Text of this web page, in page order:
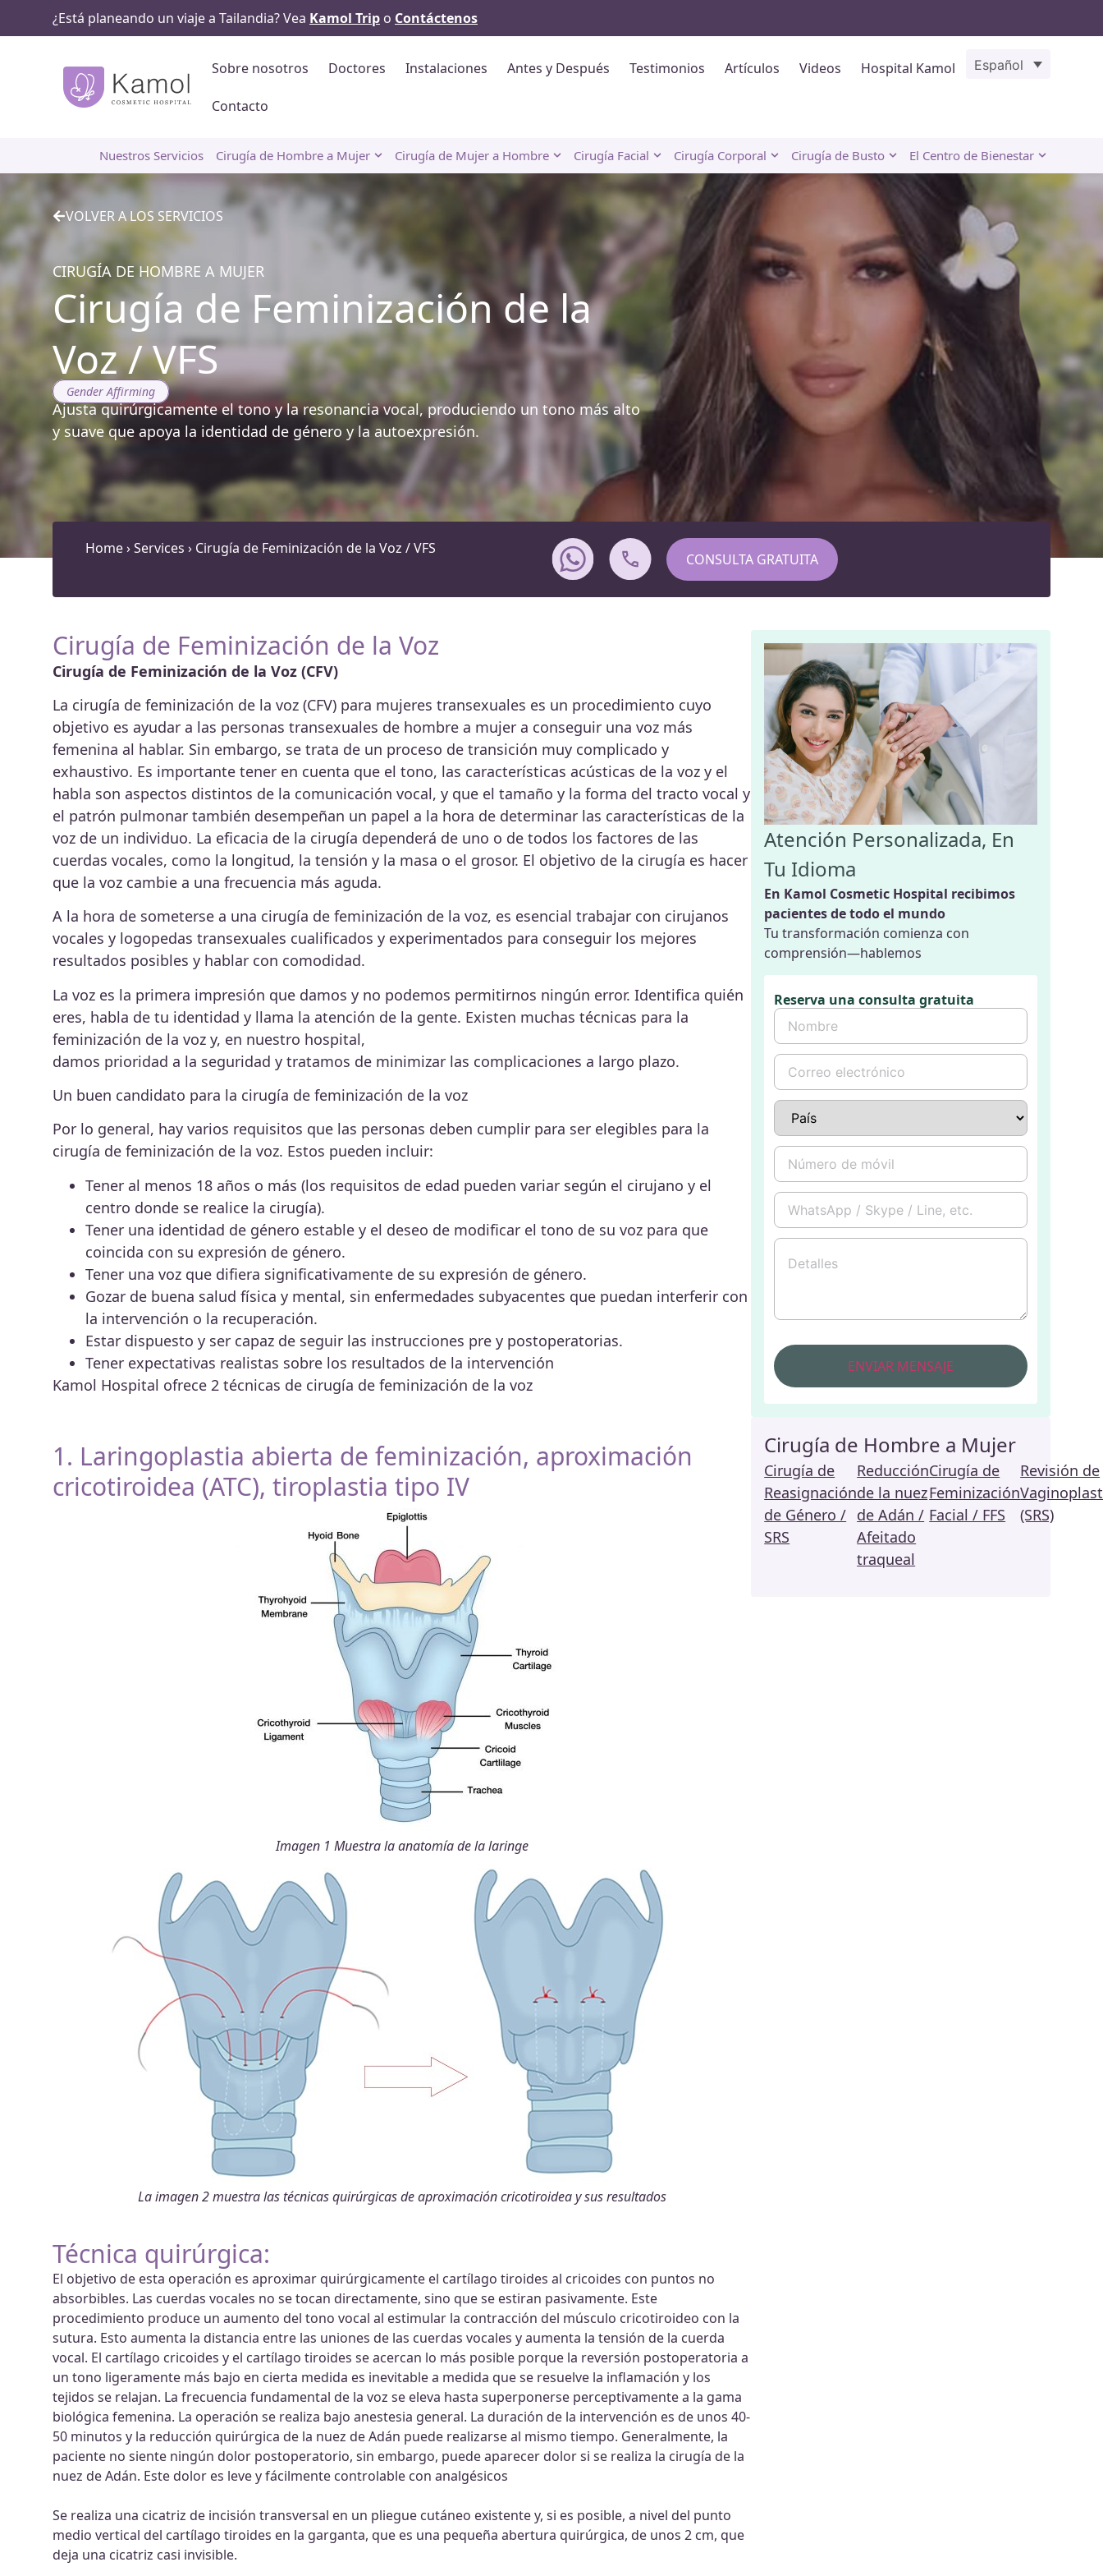
¿Está planeando un viaje a Tailandia? Vea Kamol Trip o Contáctenos
Sobre nosotros Doctores Instalaciones Antes y Después Testimonios Artículos Videos Hospital Kamol
Contacto
Español
Nuestros Servicios Cirugía de Hombre a Mujer Cirugía de Mujer a Hombre Cirugía Facial Cirugía Corporal Cirugía de Busto El Centro de Bienestar
VOLVER A LOS SERVICIOS
CIRUGÍA DE HOMBRE A MUJER
Cirugía de Feminización de la
Voz / VFS
Gender Affirming
Ajusta quirúrgicamente el tono y la resonancia vocal, produciendo un tono más alto
y suave que apoya la identidad de género y la autoexpresión.
Home›Services › Cirugía de Feminización de la Voz / VFS
CONSULTA GRATUITA
Cirugía de Feminización de la Voz
Cirugía de Feminización de la Voz (CFV)
La cirugía de feminización de la voz (CFV) para mujeres transexuales es un procedimiento cuyo
objetivo es ayudar a las personas transexuales de hombre a mujer a conseguir una voz más
femenina al hablar. Sin embargo, se trata de un proceso de transición muy complicado y
exhaustivo. Es importante tener en cuenta que el tono, las características acústicas de la voz y el
habla son aspectos distintos de la comunicación vocal, y que el tamaño y la forma del tracto vocal y
el patrón pulmonar también desempeñan un papel a la hora de determinar las características de la
voz de un individuo. La eficacia de la cirugía dependerá de uno o de todos los factores de las
cuerdas vocales, como la longitud, la tensión y la masa o el grosor. El objetivo de la cirugía es hacer
que la voz cambie a una frecuencia más aguda.
A la hora de someterse a una cirugía de feminización de la voz, es esencial trabajar con cirujanos
vocales y logopedas transexuales cualificados y experimentados para conseguir los mejores
resultados posibles y hablar con comodidad.
La voz es la primera impresión que damos y no podemos permitirnos ningún error. Identifica quién
eres, habla de tu identidad y llama la atención de la gente. Existen muchas técnicas para la
feminización de la voz y, en nuestro hospital,
damos prioridad a la seguridad y tratamos de minimizar las complicaciones a largo plazo.
Un buen candidato para la cirugía de feminización de la voz
Por lo general, hay varios requisitos que las personas deben cumplir para ser elegibles para la
cirugía de feminización de la voz. Estos pueden incluir:
Tener al menos 18 años o más (los requisitos de edad pueden variar según el cirujano y el
centro donde se realice la cirugía).
Tener una identidad de género estable y el deseo de modificar el tono de su voz para que
coincida con su expresión de género.
Tener una voz que difiera significativamente de su expresión de género.
Gozar de buena salud física y mental, sin enfermedades subyacentes que puedan interferir con
la intervención o la recuperación.
Estar dispuesto y ser capaz de seguir las instrucciones pre y postoperatorias.
Tener expectativas realistas sobre los resultados de la intervención
Kamol Hospital ofrece 2 técnicas de cirugía de feminización de la voz
1. Laringoplastia abierta de feminización, aproximación
cricotiroidea (ATC), tiroplastia tipo IV
Imagen 1 Muestra la anatomía de la laringe
La imagen 2 muestra las técnicas quirúrgicas de aproximación cricotiroidea y sus resultados
Técnica quirúrgica:
El objetivo de esta operación es aproximar quirúrgicamente el cartílago tiroides al cricoides con puntos no
absorbibles. Las cuerdas vocales no se tocan directamente, sino que se estiran pasivamente. Este
procedimiento produce un aumento del tono vocal al estimular la contracción del músculo cricotiroideo con la
sutura. Esto aumenta la distancia entre las uniones de las cuerdas vocales y aumenta la tensión de la cuerda
vocal. El cartílago cricoides y el cartílago tiroides se acercan lo más posible porque la reversión postoperatoria a
un tono ligeramente más bajo en cierta medida es inevitable a medida que se resuelve la inflamación y los
tejidos se relajan. La frecuencia fundamental de la voz se eleva hasta superponerse perceptivamente a la gama
biológica femenina. La operación se realiza bajo anestesia general. La duración de la intervención es de unos 40-
50 minutos y la reducción quirúrgica de la nuez de Adán puede realizarse al mismo tiempo. Generalmente, la
paciente no siente ningún dolor postoperatorio, sin embargo, puede aparecer dolor si se realiza la cirugía de la
nuez de Adán. Este dolor es leve y fácilmente controlable con analgésicos
Se realiza una cicatriz de incisión transversal en un pliegue cutáneo existente y, si es posible, a nivel del punto
medio vertical del cartílago tiroides en la garganta, que es una pequeña abertura quirúrgica, de unos 2 cm, que
deja una cicatriz casi invisible.
Atención Personalizada, En
Tu Idioma
En Kamol Cosmetic Hospital recibimos
pacientes de todo el mundo
Tu transformación comienza con
comprensión—hablemos
Reserva una consulta gratuita
Cirugía de Hombre a Mujer
Cirugía de
Reasignación
de Género /
SRS
Reducción
de la nuez
de Adán /
Afeitado
traqueal
Cirugía de
Feminización
Facial / FFS
Revisión de
(SRS)